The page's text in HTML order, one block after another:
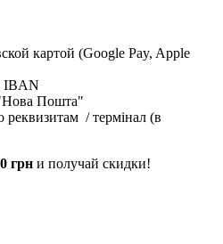
картой (Google Pay, Apple
IBAN
Пошта"
/ термінал (в
грн и получай скидки!